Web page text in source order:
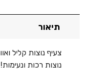
תיאור
צעיף נוצות קליל
נוצות רכות